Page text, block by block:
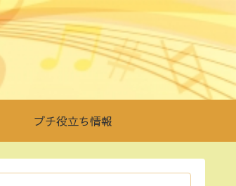
プチ役立ち情報